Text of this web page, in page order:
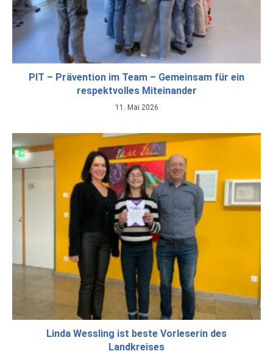
PIT – Prävention im Team – Gemeinsam für ein
respektvolles Miteinander
11. Mai 2026
Linda Wessling ist beste Vorleserin des
Landkreises